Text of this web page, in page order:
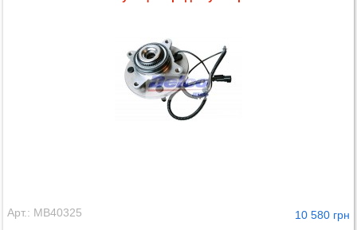
Арт.: MB40325 10 580 грн